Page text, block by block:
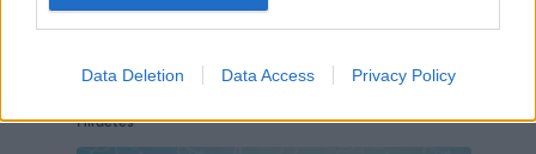
Data Deletion Data Access Privacy Policy
Hirdetés